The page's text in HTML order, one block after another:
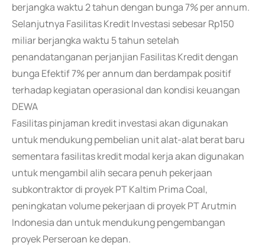
berjangka waktu 2 tahun dengan bunga 7% per annum.
Selanjutnya Fasilitas Kredit Investasi sebesar Rp150
miliar berjangka waktu 5 tahun setelah
penandatanganan perjanjian Fasilitas Kredit dengan
bunga Efektif 7% per annum dan berdampak positif
terhadap kegiatan operasional dan kondisi keuangan
DEWA
Fasilitas pinjaman kredit investasi akan digunakan
untuk mendukung pembelian unit alat-alat berat baru
sementara fasilitas kredit modal kerja akan digunakan
untuk mengambil alih secara penuh pekerjaan
subkontraktor di proyek PT Kaltim Prima Coal,
peningkatan volume pekerjaan di proyek PT Arutmin
Indonesia dan untuk mendukung pengembangan
proyek Perseroan ke depan.